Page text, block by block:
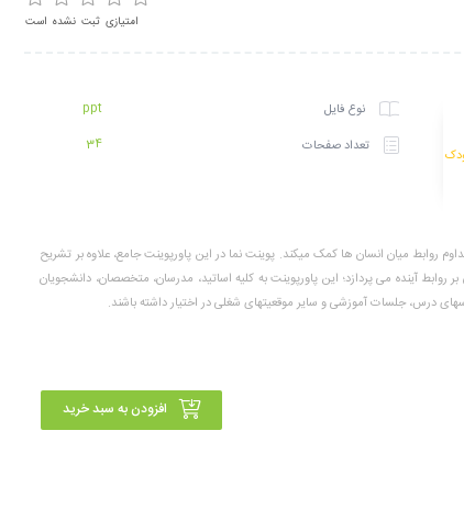
امتیازی ثبت نشده است
نوع فایل
ppt
تعداد صفحات
34
روابط میان انسان ها کمک میکند. پوینت نما در این پاورپوینت جامع، علاوه بر تشریح
آینده می پردازد؛ این پاورپوینت به کلیه اساتید، مدرسان، متخصصان، دانشجویان
درس، جلسات آموزشی و سایر موقعیتهای شغلی در اختیار داشته باشند.
افزودن به سبد خرید